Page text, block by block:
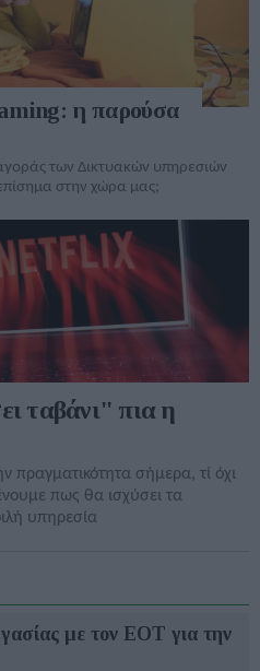
η παρούσα
των Δικτυακών υπηρεσιών
στην χώρα μας;
ταβάνι" πια η
πραγματικότητα σήμερα, τί όχι
πως θα ισχύσει τα
υπηρεσία
με τον ΕΟΤ για την